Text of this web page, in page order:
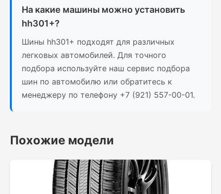
На какие машины можно установить
hh301+?
Шины hh301+ подходят для различных
легковых автомобилей. Для точного
подбора используйте наш сервис подбора
шин по автомобилю или обратитесь к
менеджеру по телефону +7 (921) 557-00-01.
Похожие модели